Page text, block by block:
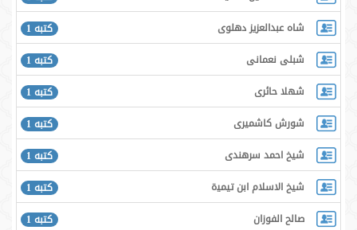
شاه عبدالعزیز دهلوی
كتبه 1
شبلى نعمانى
كتبه 1
شهلا حائرى
كتبه 1
شورش كاشميرى
كتبه 1
شیخ احمد سرھندی
كتبه 1
شیخ الاسلام ابن تیمیۃ
كتبه 1
صالح الفوزان
كتبه 1